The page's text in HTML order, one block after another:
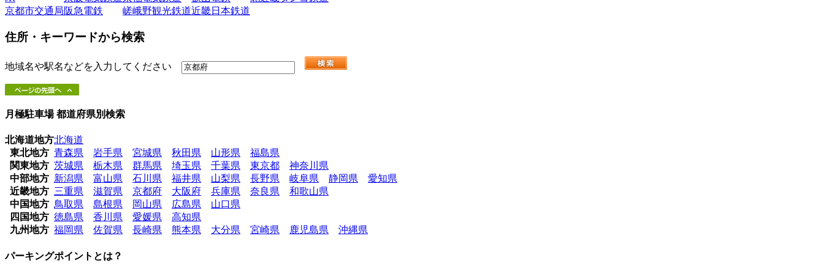
京都市交通局阪急電鉄 嵯峨野観光鉄道近畿日本鉄道
住所・キーワードから検索
地域名や駅名などを入力してください
月極駐車場 都道府県別検索
北海道地方北海道
東北地方 青森県 岩手県 宮城県 秋田県 山形県
福島県
関東地方 茨城県 栃木県 群馬県 埼玉県 千葉県 東京都
神奈川県
中部地方 新潟県 富山県 石川県 福井県 山梨県 長野県 岐阜県 静岡県
愛知県
近畿地方 三重県 滋賀県 京都府 大阪府 兵庫県 奈良県
和歌山県
中国地方 鳥取県 島根県 岡山県 広島県
山口県
四国地方 徳島県 香川県 愛媛県
高知県
九州地方 福岡県 佐賀県 長崎県 熊本県 大分県 宮崎県 鹿児島県 沖縄県
パーキングポイントとは？